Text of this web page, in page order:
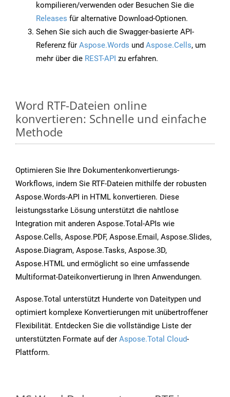
kompilieren/verwenden oder Besuchen Sie die
Releases für alternative Download-Optionen.
Sehen Sie sich auch die Swagger-basierte API-
Referenz für Aspose.Words und Aspose.Cells, um
mehr über die REST-API zu erfahren.
Word RTF-Dateien online
konvertieren: Schnelle und einfache
Methode
Optimieren Sie Ihre Dokumentenkonvertierungs-
Workflows, indem Sie RTF-Dateien mithilfe der robusten
Aspose.Words-API in HTML konvertieren. Diese
leistungsstarke Lösung unterstützt die nahtlose
Integration mit anderen Aspose.Total-APIs wie
Aspose.Cells, Aspose.PDF, Aspose.Email, Aspose.Slides,
Aspose.Diagram, Aspose.Tasks, Aspose.3D,
Aspose.HTML und ermöglicht so eine umfassende
Multiformat-Dateikonvertierung in Ihren Anwendungen.
Aspose.Total unterstützt Hunderte von Dateitypen und
optimiert komplexe Konvertierungen mit unübertroffener
Flexibilität. Entdecken Sie die vollständige Liste der
unterstützten Formate auf der Aspose.Total Cloud-
Plattform.